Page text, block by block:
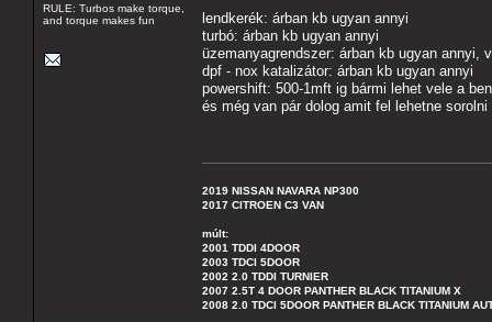
RULE: Turbos make torque,
and torque makes fun
lendkerék: árban kb ugyan annyi
turbó: árban kb ugyan annyi
üzemanyagrendszer: árban kb ugyan annyi,
dpf - nox katalizátor: árban kb ugyan annyi
powershift: 500-1mft ig bármi lehet vele a
és még van pár dolog amit fel lehetne sorolni
2019 NISSAN NAVARA NP300
2017 CITROEN C3 VAN
múlt:
2001 TDDI 4DOOR
2003 TDCI 5DOOR
2002 2.0 TDDI TURNIER
2007 2.5T 4 DOOR PANTHER BLACK TITANIUM X
2008 2.0 TDCI 5DOOR PANTHER BLACK TITANIUM